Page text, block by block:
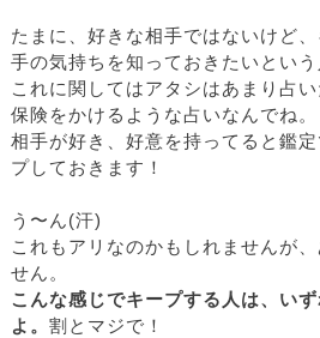
たまに、好きな相手ではないけど
手の気持ちを知っておきたいという
これに関してはアタシはあまり占い
保険をかけるような占いなんでね。
相手が好き、好意を持ってると鑑
プしておきます！
う〜ん(汗)
これもアリなのかもしれませんが
せん。
こんな感じでキープする人は、い
よ。 割とマジで！